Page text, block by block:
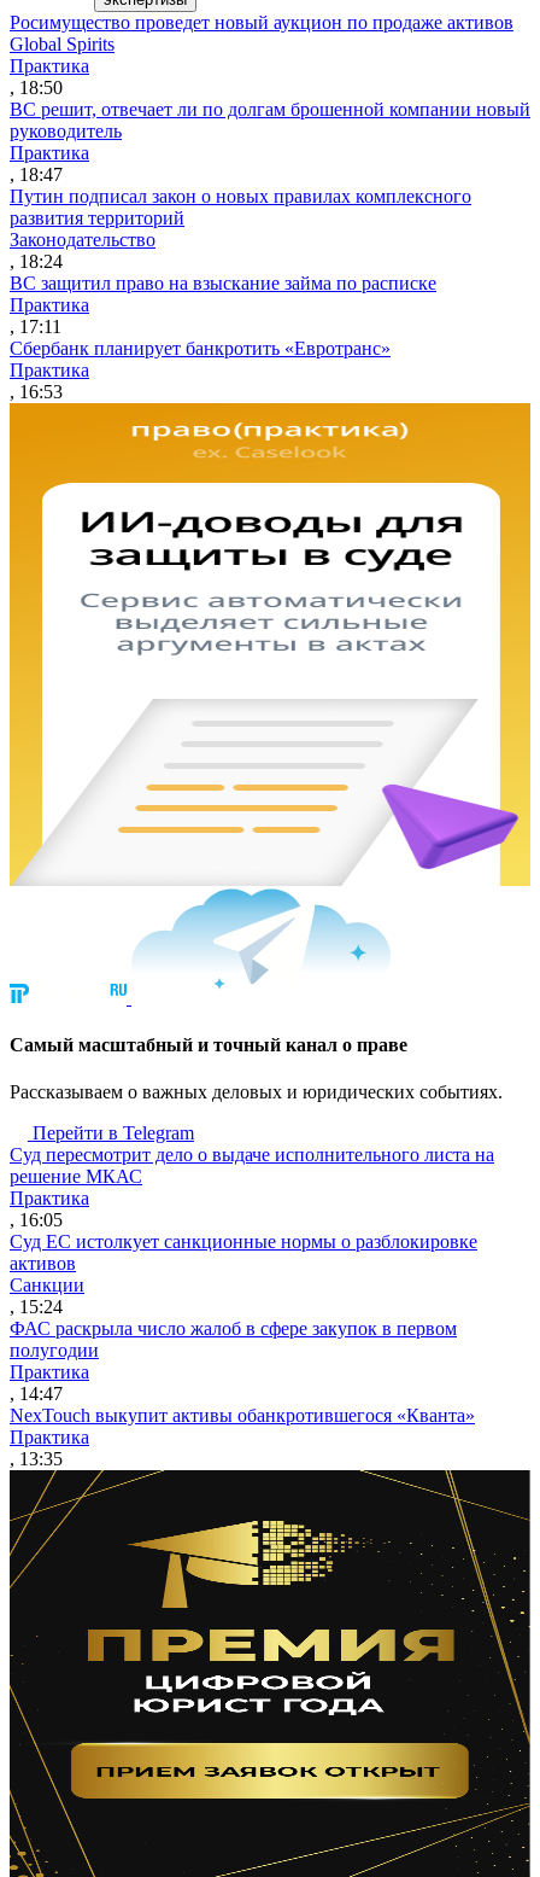
Росимущество проведет новый аукцион по продаже активов
Global Spirits
Практика
, 18:50
ВС решит, отвечает ли по долгам брошенной компании новый
руководитель
Практика
, 18:47
Путин подписал закон о новых правилах комплексного
развития территорий
Законодательство
, 18:24
ВС защитил право на взыскание займа по расписке
Практика
, 17:11
Сбербанк планирует банкротить «Евротранс»
Практика
, 16:53
Cамый масштабный и точный канал о праве
Рассказываем о важных деловых и юридических событиях.
Перейти в Telegram
Суд пересмотрит дело о выдаче исполнительного листа на
решение МКАС
Практика
, 16:05
Суд ЕС истолкует санкционные нормы о разблокировке
активов
Санкции
, 15:24
ФАС раскрыла число жалоб в сфере закупок в первом
полугодии
Практика
, 14:47
NexTouch выкупит активы обанкротившегося «Кванта»
Практика
, 13:35